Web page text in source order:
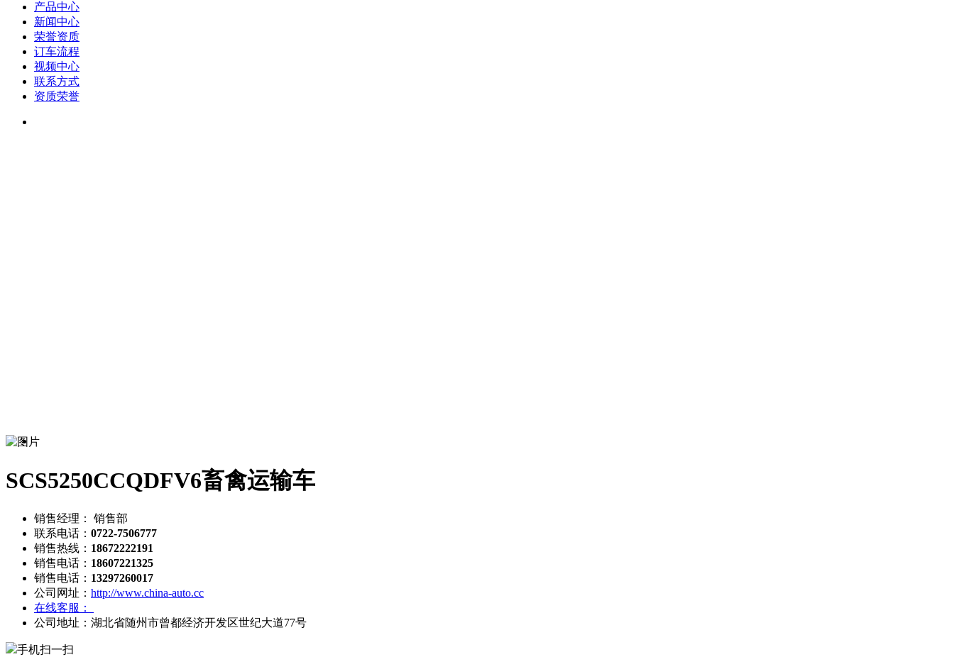
产品中心
新闻中心
荣誉资质
订车流程
视频中心
联系方式
资质荣誉
SCS5250CCQDFV6畜禽运输车
销售经理： 销售部
联系电话： 0722-7506777
销售热线： 18672222191
销售电话： 18607221325
销售电话： 13297260017
公司网址： http://www.china-auto.cc
在线客服：
公司地址：湖北省随州市曾都经济开发区世纪大道77号
手机扫一扫